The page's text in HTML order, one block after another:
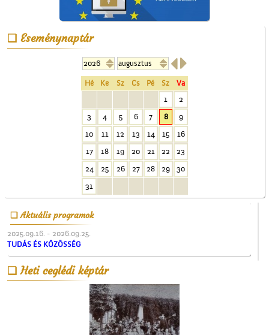
Eseménynaptár

Hé Ke Sz Cs Pé Sz
Va
1
2
3
4 5 6 7 8
9
10
11 12 13 14 15
16
17
18 19 20 21 22
23
24
25 26 27 28 29
30
31
Aktuális programok
2025.09.16. - 2026.09.25.
TUDÁS ÉS KÖZÖSSÉG
Heti ceglédi képtár
Üzenet a harctérre
A ceglédi tanyasi